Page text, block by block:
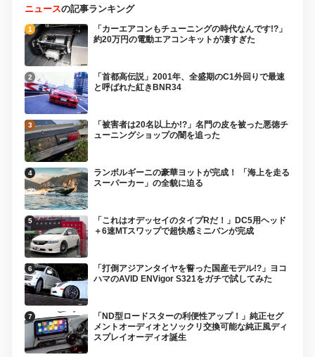
ニュースの記事ランキング
「カーエアコンもチューニングの時代なんです!?」
約20万円の電動エアコンキットが凄すぎた
「首都高伝説」2001年、全盛期のC1外回りで最速
と呼ばれた紅きBNR34
「被害者は20名以上か!?」名門の皮を被った悪徳チ
ューニングショップの闇を追った
ランボルギーニの豪華ヨットが完成！ 「海上を走る
スーパーカー」の全貌に迫る
「これはオデッセイのタイプRだ！」DC5用ヘッド
＋6速MTスワップで超快感ミニバンが完成
「打倒アジアンタイヤを誓った国産モデル!?」ヨコ
ハマのAVID ENVigor S321をガチで試してみた
「ND型ロードスターの利便性アップ！」純正セグ
メントオーディオとソックリ交換可能な純正風ディ
スプレイオーディオ誕生